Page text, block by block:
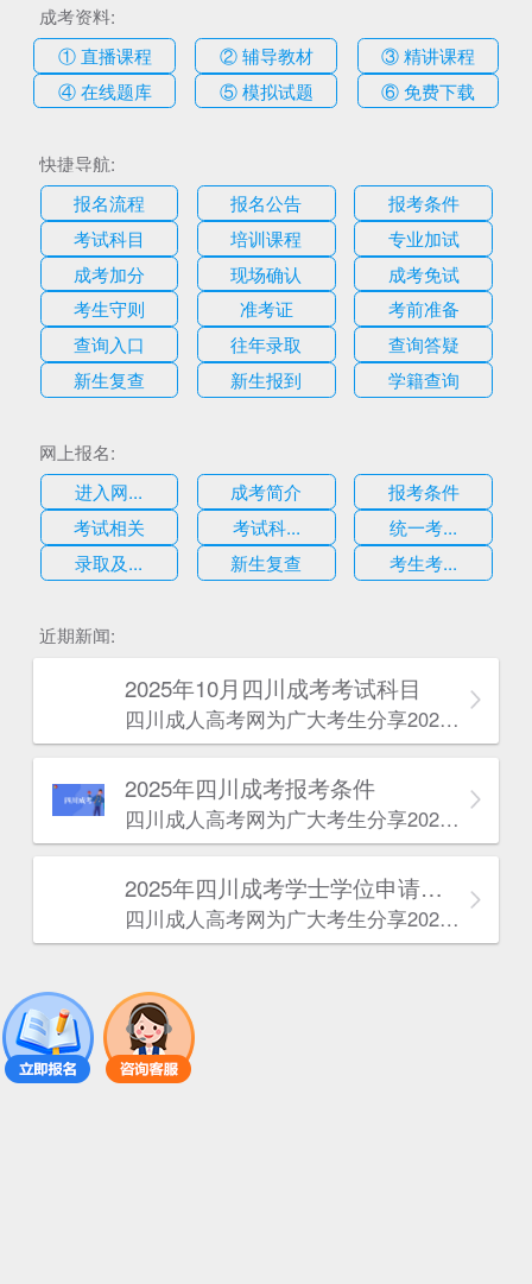
成考资料:
① 直播课程
② 辅导教材
③ 精讲课程
④ 在线题库
⑤ 模拟试题 ⑥ 免费下载
快捷导航:
报名流程
报名公告
报考条件
考试科目
培训课程
专业加试
成考加分
现场确认
成考免试
考生守则
准考证
考前准备
查询入口
往年录取
查询答疑
新生复查
新生报到 学籍查询
网上报名:
进入网...
成考简介
报考条件
考试相关
考试科...
统一考...
录取及...
新生复查 考生考...
近期新闻:
2025年10月四川成考考试科目
四川成人高考网​为广大考生分享2025年10月四川成考考试科目。为广大在职人员和社会人士提供学历提升的机会。更多四川成考考试信息，欢迎在线访问四川成人高考网。
2025年‌‌‌‌四川成考报考条件
四川成人高考网​为广大考生分享2025年‌‌‌‌四川成考报考条件。为广大在职人员和社会人士提供学历提升的机会。更多四川成考考试信息，欢迎在线访问四川成人高考网。
2025年‌‌‌‌四川成考学士学位申请条件
四川成人高考网​为广大考生分享2025年‌‌‌‌四川成考学士学位申请条件。为广大在职人员和社会人士提供学历提升的机会。更多四川成考考试信息，欢迎在线访问四川成人高考网。